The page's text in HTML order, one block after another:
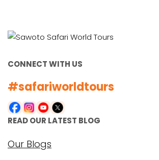
CONNECT WITH US
#safariworldtours
READ OUR LATEST BLOG
Our Blogs